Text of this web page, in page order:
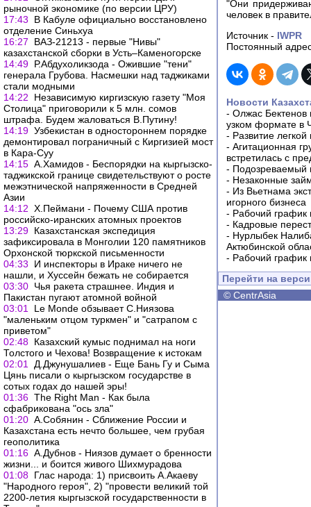
рыночной экономике (по версии ЦРУ)
17:43
В Кабуле официально восстановлено
отделение Синьхуа
16:27
ВАЗ-21213 - первые "Нивы"
казахстанской сборки в Усть–Каменогорске
14:49 Р.Абдухоликзода - Ожившие "тени"
генерала Грубова. Насмешки над таджиками
стали модными
14:22
Независимую киргизскую газету "Моя
Столица" приговорили к 5 млн. сомов
штрафа. Будем жаловаться В.Путину!
14:19 Узбекистан в одностороннем порядке
демонтировал пограничный с Киргизией мост
в Кара-Суу
14:15 А.Хамидов - Беспорядки на кыргызско-
таджикской границе свидетельствуют о росте
межэтнической напряженности в Средней
Азии
14:12 Х.Пеймани - Почему США против
российско-иранских атомных проектов
13:29 Казахстанская экспедиция
зафиксировала в Монголии 120 памятников
Орхонской тюркской письменности
04:33
И инспекторы в Ираке ничего не
нашли, и Хуссейн бежать не собирается
03:30 Чья ракета страшнее. Индия и
Пакистан пугают атомной войной
03:01
Le Monde обзывает С.Ниязова
"маленьким отцом туркмен" и "сатрапом с
приветом"
02:48 Казахский кумыс поднимал на ноги
Толстого и Чехова! Возвращение к истокам
02:01
Д.Джунушалиев - Еще Бань Гу и Сыма
Цянь писали о кыргызском государстве в
сотых годах до нашей эры!
01:36 The Right Man - Как была
сфабрикована "ось зла"
01:20 А.Собянин - Сближение России и
Казахстана есть нечто большее, чем грубая
геополитика
01:16 А.Дубнов - Ниязов думает о бренности
жизни... и боится живого Шихмурадова
01:08 Глас народа: 1) присвоить А.Акаеву
"Народного героя", 2) "провести великий той
2200-летия кыргызской государственности в
"Они
человек в
Источник - IWPR
Постоянный
Новости
- Олжас Бектенов
узком формате в
- Развитие
- Агитационная
встретилась с
- Подозреваемый
- Незаконные
- Из Вьетнама
игорного бизнеса
- Рабочий график
- Кадровые
- Нурлыбек
Актюбинской
- Рабочий график
Перейти на
© CentrAsia